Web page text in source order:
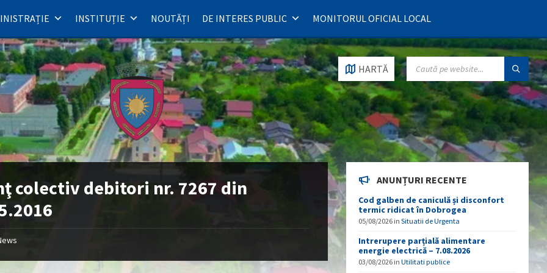
INSTITUȚIE NOUTĂȚI DE INTERES PUBLIC MONITORUL OFICIAL LOCAL
HARTĂ
SEARCH:
colectiv debitori nr. 7267 din
ANUNȚURI RECENTE
Cod galben de caniculă și disconfort
termic ridicat în Dobrogea
05/08/2026 inSituatii de Urgenta
Intrerupere parțială alimentare
energie electrică – 7.08.2026
03/08/2026 inUtilitati publice